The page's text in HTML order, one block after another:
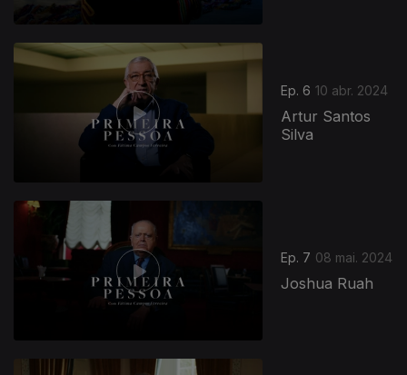
Ep. 6 10 abr. 2024
Artur Santos
Silva
Ep. 7 08 mai. 2024
Joshua Ruah